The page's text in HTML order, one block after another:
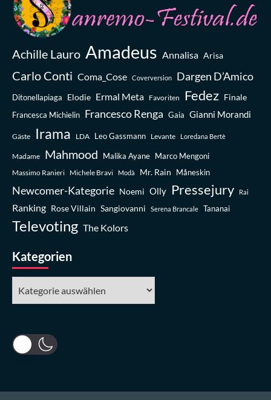
Achille Lauro Amadeus Annalisa Arisa
Carlo Conti Coma_Cose Coverversion Dargen D’Amico
Ditonellapiaga Elodie Ermal Meta Favoriten Fedez Finale
Francesca Michielin Francesco Renga Gaia Gianni Morandi
Gäste Irama LDA Leo Gassmann Levante Loredana Bertè
Madame Mahmood Malika Ayane Marco Mengoni
Massimo Ranieri Michele Bravi Modà Mr. Rain Måneskin
Newcomer-Kategorie Noemi Olly Pressejury Rai
Ranking Rose Villain Sangiovanni Serena Brancale Tananai
Televoting The Kolors
Kategorien